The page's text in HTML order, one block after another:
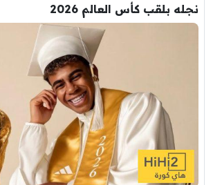
نجله بلقب كأس العالم 2026